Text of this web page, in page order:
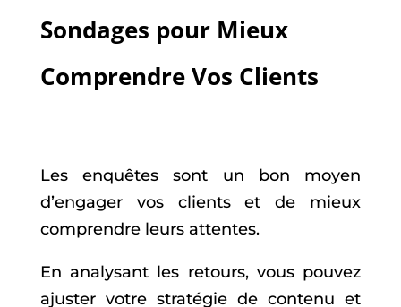
Sondages pour Mieux
Comprendre Vos Clients
Les enquêtes sont un bon moyen
d’engager vos clients et de mieux
comprendre leurs attentes.
En analysant les retours, vous pouvez
ajuster votre stratégie de contenu et